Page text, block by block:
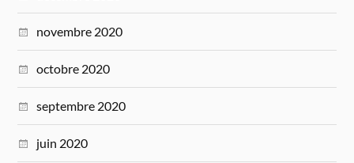
novembre 2020
octobre 2020
septembre 2020
juin 2020